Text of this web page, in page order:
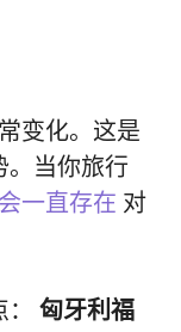
变化。这是
。当你旅行
一直存在 对
匈牙利福